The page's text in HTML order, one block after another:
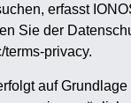
erfasst
Sie der
terms-privacy.
auf